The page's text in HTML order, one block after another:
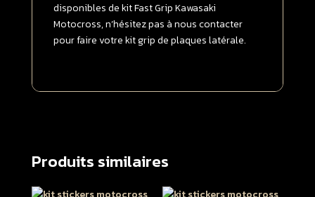
disponibles de kit Fast Grip Kawasaki
Motocross, n’hésitez pas à nous contacter
pour faire votre kit grip de plaques latérale.
Produits similaires